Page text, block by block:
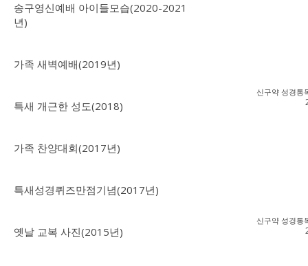
송구영신예배 아이들모습(2020-2021
년)
가족 새벽예배(2019년)
특새 개근한 성도(2018)
가족 찬양대회(2017년)
특새성경퀴즈만점기념(2017년)
옛날 교복 사진(2015년)
신구약 성경통
신구약 성경통